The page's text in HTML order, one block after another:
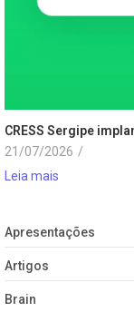
CRESS Sergipe
21/07/2026 /
Leia mais
Apresentações
Artigos
Brain